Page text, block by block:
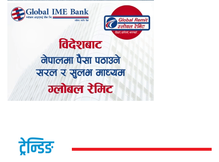
ट्रेन्डिङ